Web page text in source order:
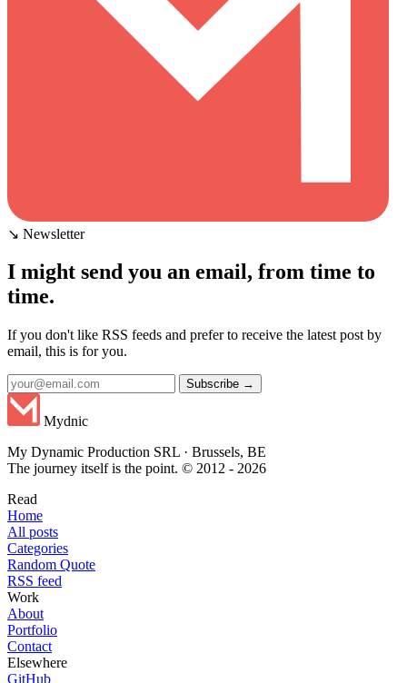
↘ Newsletter
I might send you an email, from time to
time.
If you don't like RSS feeds and prefer to receive the latest post by
email, this is for you.
Subscribe →
Mydnic
My Dynamic Production SRL · Brussels, BE
The journey itself is the point. © 2012 - 2026
Read
Home
All posts
Categories
Random Quote
RSS feed
Work
About
Portfolio
Contact
Elsewhere
GitHub